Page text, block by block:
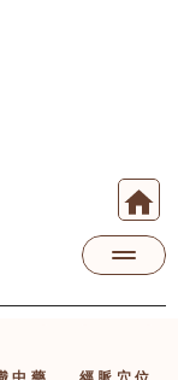
All rights
號：A100320069